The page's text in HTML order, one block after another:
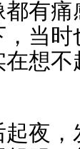
有
当
想不
起夜